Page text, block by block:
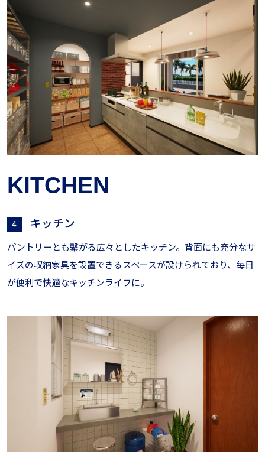
KITCHEN
4 キッチン
パントリーとも繫がる広々としたキッチン。背面にも充分なサ
イズの収納家具を設置できるスペースが設けられており、毎日
が便利で快適なキッチンライフに。